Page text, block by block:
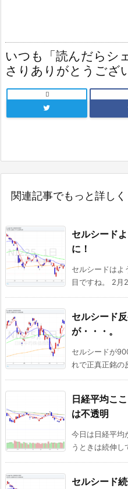
いつも「読んだらシ
さりありがとうござ

関連記事でもっと詳しく
セルシード
に！
セルシードはよ
目ですね。 2月
セルシード
が・・・。
セルシードが
れで正真正銘の
日経平均こ
は不透明
今日は日経平均
うときは続伸し
セルシード